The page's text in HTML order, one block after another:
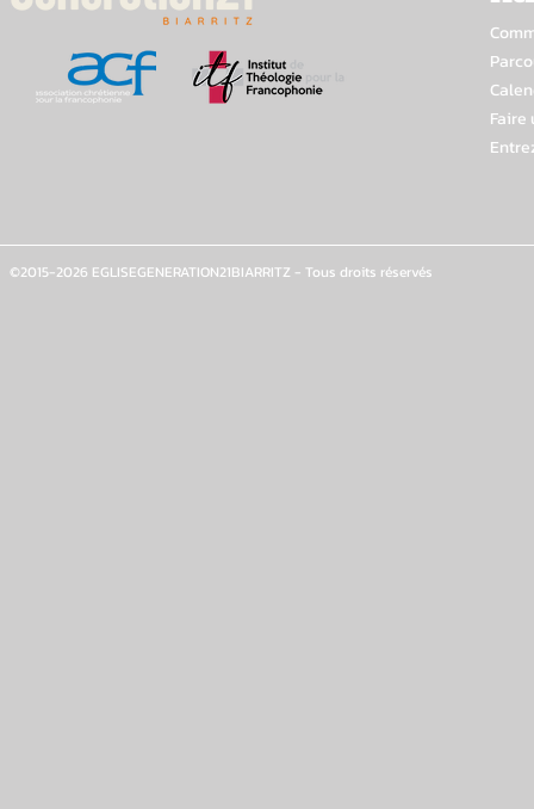
Faire
©2015-2026 EGLISEGENERATION21BIARRITZ - Tous droits réservés